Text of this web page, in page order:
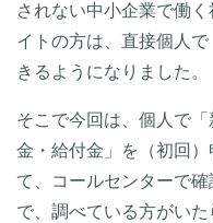
されない中小企業で働
イトの方は、直接個人
きるようになりました。
そこで今回は、個人で
金・給付金」を（初回
て、コールセンターで
で、調べている方がいた